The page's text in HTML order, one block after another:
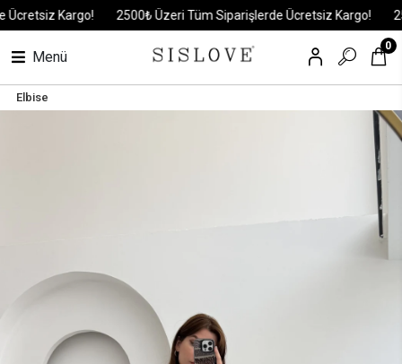
Kargo! 2500₺ Üzeri Tüm Siparişlerde Ücretsiz Kargo!
Menü
0
Elbise